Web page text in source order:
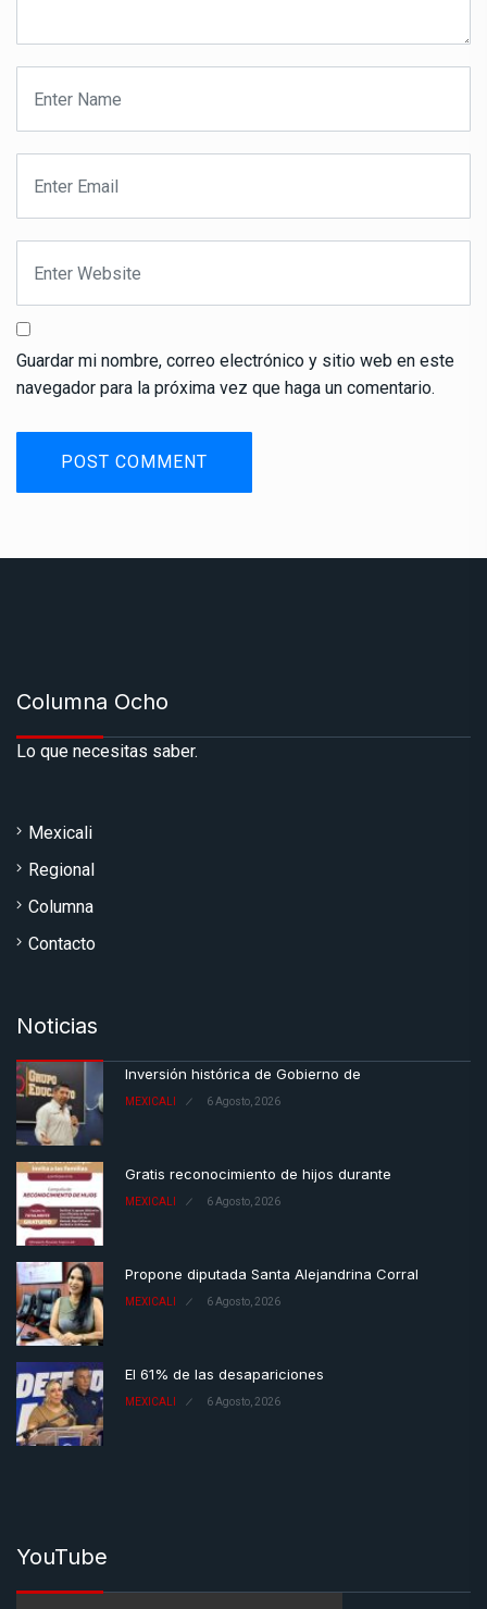
Guardar mi nombre, correo electrónico y sitio web en este
navegador para la próxima vez que haga un comentario.
Columna Ocho
Lo que necesitas saber.
Mexicali
Regional
Columna
Contacto
Noticias
Inversión histórica de Gobierno de
MEXICALI 6 Agosto, 2026
Gratis reconocimiento de hijos durante
MEXICALI 6 Agosto, 2026
Propone diputada Santa Alejandrina Corral
MEXICALI 6 Agosto, 2026
El 61% de las desapariciones
MEXICALI 6 Agosto, 2026
YouTube